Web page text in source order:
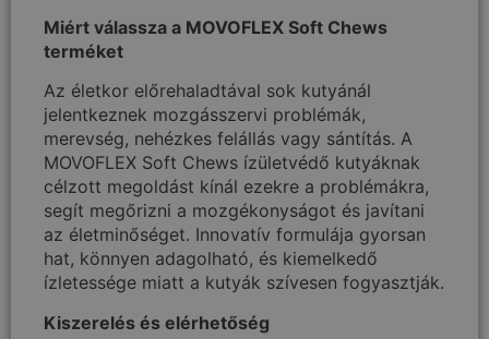
Miért válassza a MOVOFLEX Soft Chews
terméket
Az életkor előrehaladtával sok kutyánál
jelentkeznek mozgásszervi problémák,
merevség, nehézkes felállás vagy sántítás. A
MOVOFLEX Soft Chews ízületvédő kutyáknak
célzott megoldást kínál ezekre a problémákra,
segít megőrizni a mozgékonyságot és javítani
az életminőséget. Innovatív formulája gyorsan
hat, könnyen adagolható, és kiemelkedő
ízletessége miatt a kutyák szívesen fogyasztják.
Kiszerelés és elérhetőség